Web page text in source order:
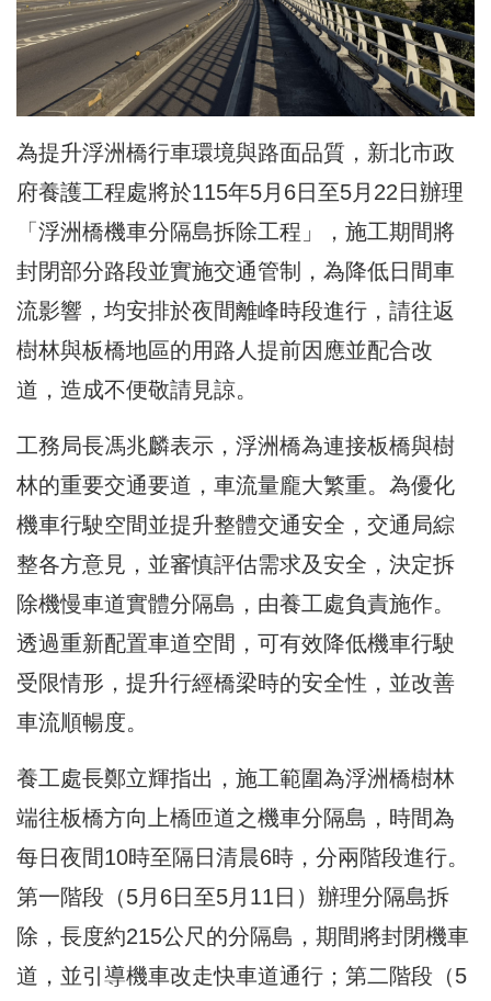
為提升浮洲橋行車環境與路面品質，新北市政
府養護工程處將於115年5月6日至5月22日辦理
「浮洲橋機車分隔島拆除工程」，施工期間將
封閉部分路段並實施交通管制，為降低日間車
流影響，均安排於夜間離峰時段進行，請往返
樹林與板橋地區的用路人提前因應並配合改
道，造成不便敬請見諒。
工務局長馮兆麟表示，浮洲橋為連接板橋與樹
林的重要交通要道，車流量龐大繁重。為優化
機車行駛空間並提升整體交通安全，交通局綜
整各方意見，並審慎評估需求及安全，決定拆
除機慢車道實體分隔島，由養工處負責施作。
透過重新配置車道空間，可有效降低機車行駛
受限情形，提升行經橋梁時的安全性，並改善
車流順暢度。
養工處長鄭立輝指出，施工範圍為浮洲橋樹林
端往板橋方向上橋匝道之機車分隔島，時間為
每日夜間10時至隔日清晨6時，分兩階段進行。
第一階段（5月6日至5月11日）辦理分隔島拆
除，長度約215公尺的分隔島，期間將封閉機車
道，並引導機車改走快車道通行；第二階段（5